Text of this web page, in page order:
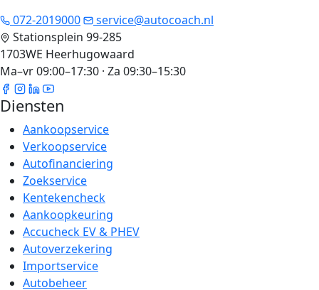
072-2019000
service@autocoach.nl
Stationsplein 99-285
1703WE Heerhugowaard
Ma–vr 09:00–17:30 · Za 09:30–15:30
Diensten
Aankoopservice
Verkoopservice
Autofinanciering
Zoekservice
Kentekencheck
Aankoopkeuring
Accucheck EV & PHEV
Autoverzekering
Importservice
Autobeheer